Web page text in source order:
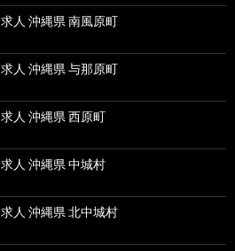
人 沖縄県 南風原町
人 沖縄県 与那原町
人 沖縄県 西原町
人 沖縄県 中城村
人 沖縄県 北中城村